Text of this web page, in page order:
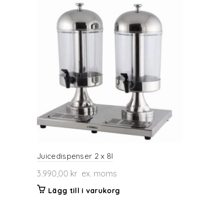
Juicedispenser 2 x 8l
3.990,00 kr ex. moms
Lägg till i varukorg